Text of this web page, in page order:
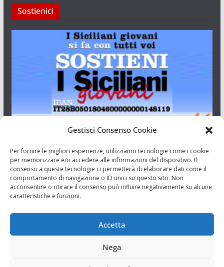
Gestisci Consenso Cookie
Per fornire le migliori esperienze, utilizziamo tecnologie come i cookie
per memorizzare e/o accedere alle informazioni del dispositivo. Il
consenso a queste tecnologie ci permetterà di elaborare dati come il
comportamento di navigazione o ID unici su questo sito. Non
acconsentire o ritirare il consenso può influire negativamente su alcune
caratteristiche e funzioni.
Accetta
Nega
Sostienici
Aut. del tribunale di Catania n.23/2011 del 20/09/2011 Dir.
Resp. Riccardo Orioles.
Associazione Culturale I Siciliani Giovani
via Randazzo 27 Catania